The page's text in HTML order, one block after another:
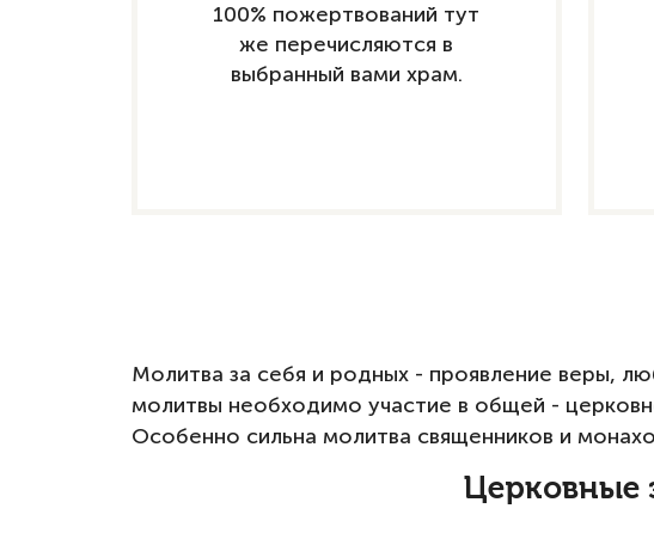
100% пожертвований тут
же перечисляются в
выбранный вами храм.
Молитва за себя и родных - проявление веры,
молитвы необходимо участие в общей -
Особенно сильна молитва священников и
Церковные